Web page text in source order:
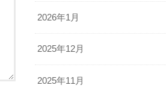
2026年1月
2025年12月
2025年11月